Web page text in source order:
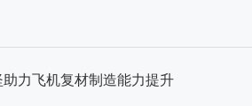
力飞机复材制造能力提升